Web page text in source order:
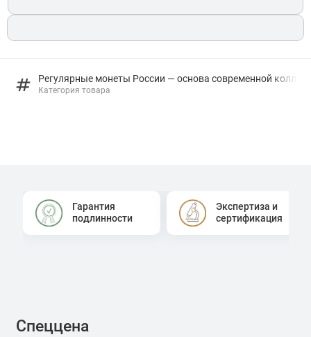
Регулярные монеты России — основа современной
Категория товара
Гарантия
подлинности
Экспертиза и
сертификация
Спеццена